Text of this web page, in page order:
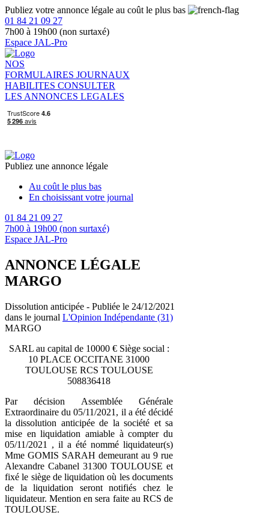
Publiez votre annonce légale au coût le plus bas
01 84 21 09 27
7h00 à 19h00 (non surtaxé)
Espace JAL-Pro
NOS
FORMULAIRES JOURNAUX
HABILITES CONSULTER
LES ANNONCES LEGALES
Publiez une annonce légale
Au coût le plus bas
En choisissant votre journal
01 84 21 09 27
7h00 à 19h00 (non surtaxé)
Espace JAL-Pro
ANNONCE LÉGALE
MARGO
Dissolution anticipée - Publiée le 24/12/2021
dans le journal L'Opinion Indépendante (31)
MARGO
SARL au capital de 10000 € Siège social :
10 PLACE OCCITANE 31000
TOULOUSE RCS TOULOUSE
508836418
Par décision Assemblée Générale
Extraordinaire du 05/11/2021, il a été décidé
la dissolution anticipée de la société et sa
mise en liquidation amiable à compter du
05/11/2021 , il a été nommé liquidateur(s)
Mme GOMIS SARAH demeurant au 9 rue
Alexandre Cabanel 31300 TOULOUSE et
fixé le siège de liquidation où les documents
de la liquidation seront notifiés chez le
liquidateur. Mention en sera faite au RCS de
TOULOUSE.